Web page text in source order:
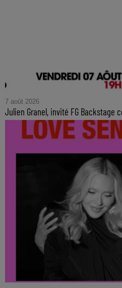
7 août 2026
Julien Granel, invité FG Backstage